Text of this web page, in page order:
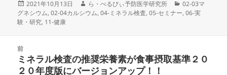
投
稿
日:
2021年10月13日
作
成
ら・べるびぃ予防医学研究所
カ
テ
02-03マ
グネシウム,02-04カルシウム,04-ミネラル検査,05-セミナー,06-実
験・研究, 11-健康
前
前
の
ミネラル検査の推奨栄養素が食事摂取基準２０
２０年度版にバージョンアップ！！